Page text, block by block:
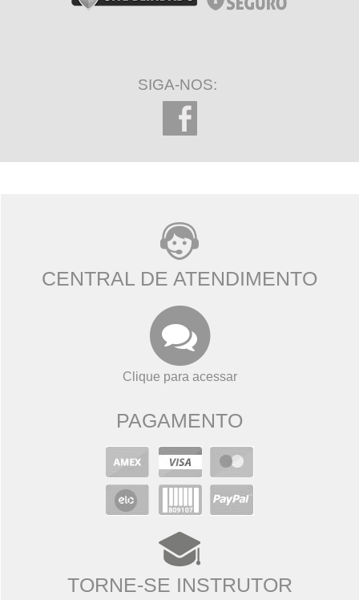
SIGA-NOS:
CENTRAL DE ATENDIMENTO
Clique para acessar
PAGAMENTO
TORNE-SE INSTRUTOR